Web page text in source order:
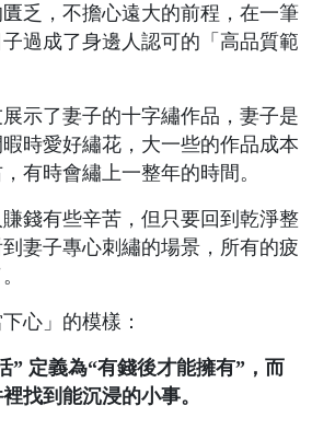
乏，不擔心遠大的前程，在一筆
過成了身邊人認可的「高品質範
示了妻子的十字繡作品，妻子是
時愛好繡花，大一些的作品成本
有時會繡上一整年的時間。
錢有些辛苦，但只要回到乾淨整
妻子專心刺繡的場景，所有的疲
心」的模樣：
” 定義為“有錢後才能擁有”，而
找到能沉浸的小事。